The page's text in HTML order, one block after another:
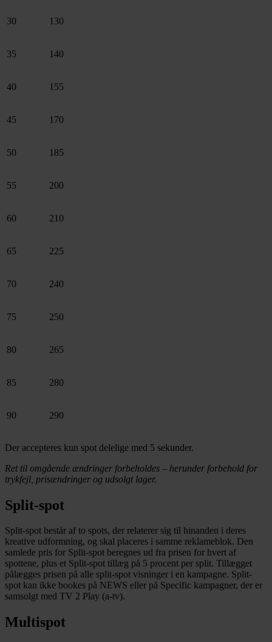
30 130
35 140
40 155
45 170
50 185
55 200
60 210
65 225
70 240
75 250
80 265
85 280
90 290
Der accepteres kun spot delelige med 5 sekunder.
Ret til omgående ændringer forbeholdes – herunder forbehold for
trykfejl, prisændringer og udsolgt lager.
Split-spot
Split-spot består af to spots, der relaterer sig til hinanden i deres
kreative udformning, og skal placeres i samme reklameblok. Den
samlede pris for Split-spot beregnes ud fra prisen for hvert af
spottene, plus et Split-spot tillæg på 5 procent per split. Tillægget
pålægges prisen på alle split-spot visninger i en kampagne. Split-
spot kan ikke bookes på NEWS eller på Specific kampagner, der er
samsolgt med TV 2 Play (a-tv).
Multispot